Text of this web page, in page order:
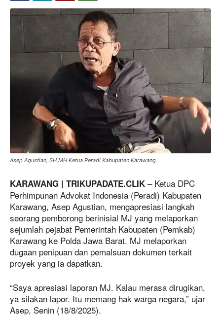
Asep Agustian, SH,MH Ketua Peradi Kabupaten Karawang
KARAWANG | TRIKUPADATE.CLIK – Ketua DPC
Perhimpunan Advokat Indonesia (Peradi) Kabupaten
Karawang, Asep Agustian, mengapresiasi langkah
seorang pemborong berinisial MJ yang melaporkan
sejumlah pejabat Pemerintah Kabupaten (Pemkab)
Karawang ke Polda Jawa Barat. MJ melaporkan
dugaan penipuan dan pemalsuan dokumen terkait
proyek yang ia dapatkan.
“Saya apresiasi laporan MJ. Kalau merasa dirugikan,
ya silakan lapor. Itu memang hak warga negara,” ujar
Asep, Senin (18/8/2025).